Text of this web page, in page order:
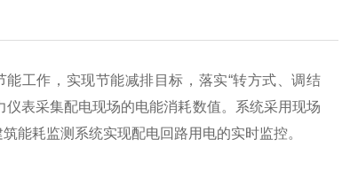
工作，实现节能减排目标，落实“转方式、调结
表采集配电现场的电能消耗数值。系统采用现场
能耗监测系统实现配电回路用电的实时监控。